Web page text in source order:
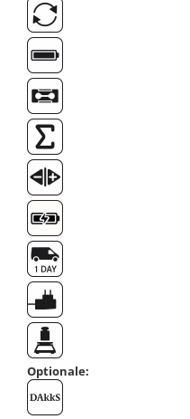
Condensator microscop
Filtru Lambda
Filtru microscop
Filtru Quartz wedge
Huse de protectie
Iluminare microscop
Kit camp intunecat
Lichid calibrare
Masa microscop
Obiective microscoape
Oculare microscop
Standuri Stereomicroscoape
Unitate contrast de faza
Unitate fluorescenta
Unitate polarizare
Standard calibrare
Scala aditionala refractometru
Optionale: